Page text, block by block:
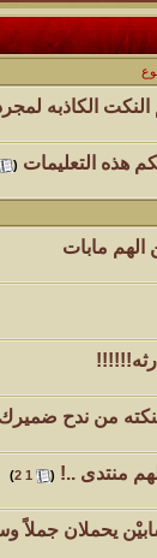
الموضوع
بالصوت
الموضوع
الصوره )
الموضوع
و الزيتون , الذي
الكاذبه
هذه التعليمات (
الهم مابات
من ندح ضميرك
منتدى ..! (
1
2
)
يحملان جملاً